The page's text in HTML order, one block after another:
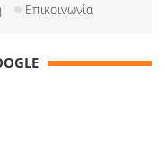
Επικοινωνία